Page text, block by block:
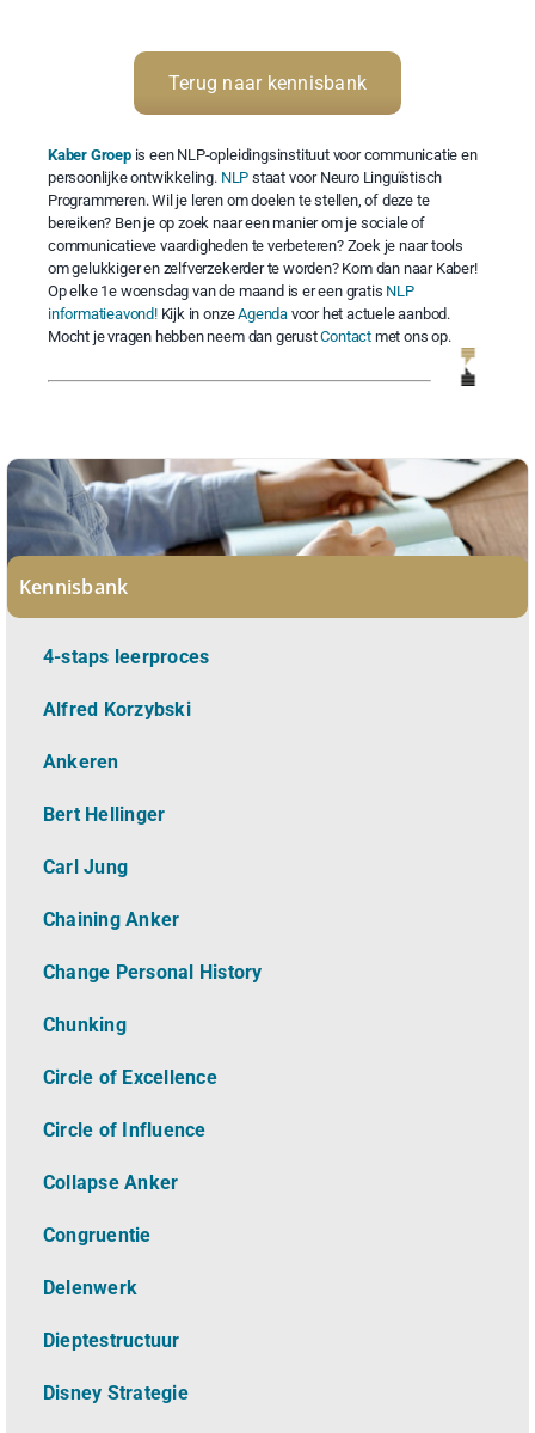
Terug naar kennisbank
Kaber Groepis een NLP-opleidingsinstituut voor communicatie en
persoonlijke ontwikkeling. NLP staat voor Neuro Linguïstisch
Programmeren. Wil je leren om doelen te stellen, of deze te
bereiken? Ben je op zoek naar een manier om je sociale of
communicatieve vaardigheden te verbeteren? Zoek je naar tools
om gelukkiger en zelfverzekerder te worden? Kom dan naar Kaber!
Op elke 1e woensdag van de maand is er een gratis NLP
informatieavond!Kijk in onzeAgendavoor het actuele aanbod.
Mocht je vragen hebben neem dan gerustContact met ons op.
Kennisbank
4-staps leerproces
Alfred Korzybski
Ankeren
Bert Hellinger
Carl Jung
Chaining Anker
Change Personal History
Chunking
Circle of Excellence
Circle of Influence
Collapse Anker
Congruentie
Delenwerk
Dieptestructuur
Disney Strategie